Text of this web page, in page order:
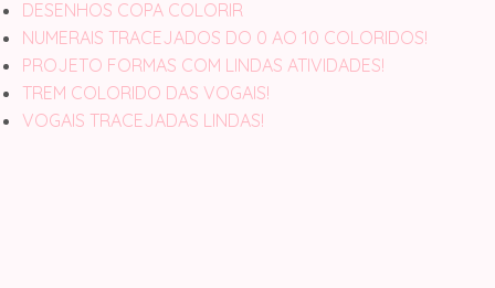
DESENHOS COPA COLORIR
NUMERAIS TRACEJADOS DO 0 AO 10 COLORIDOS!
PROJETO FORMAS COM LINDAS ATIVIDADES!
TREM COLORIDO DAS VOGAIS!
VOGAIS TRACEJADAS LINDAS!